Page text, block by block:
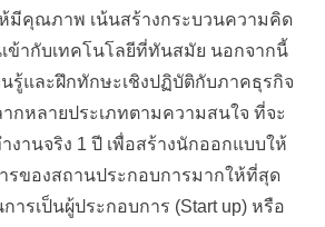
มีคุณภาพ เน้นสร้างกระบวนความคิด
เข้ากับเทคโนโลยีที่ทันสมัย นอกจากนี้
นรู้และฝึกทักษะเชิงปฏิบัติกับภาคธุรกิจ
กหลายประเภทตามความสนใจ ที่จะ
งานจริง 1 ปี เพื่อสร้างนักออกแบบให้
รของสถานประกอบการมากให้ที่สุด
ารเป็นผู้ประกอบการ (Start up) หรือ